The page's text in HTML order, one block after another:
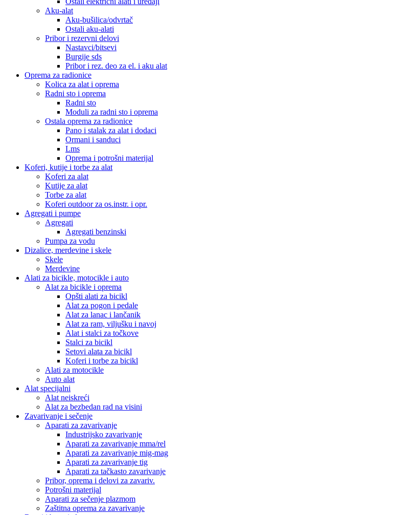
Aku-alat
Aku-bušilica/odvrtač
Ostali aku-alati
Pribor i rezervni delovi
Nastavci/bitsevi
Burgije sds
Pribor i rez. deo za el. i aku alat
Oprema za radionice
Kolica za alat i oprema
Radni sto i oprema
Radni sto
Moduli za radni sto i oprema
Ostala oprema za radionice
Pano i stalak za alat i dodaci
Ormani i sanduci
Lms
Oprema i potrošni materijal
Koferi, kutije i torbe za alat
Koferi za alat
Kutije za alat
Torbe za alat
Koferi outdoor za os.instr. i opr.
Agregati i pumpe
Agregati
Agregati benzinski
Pumpa za vodu
Dizalice, merdevine i skele
Skele
Merdevine
Alati za bicikle, motocikle i auto
Alat za bicikle i oprema
Opšti alati za bicikl
Alat za pogon i pedale
Alat za lanac i lančanik
Alat za ram, viljušku i navoj
Alat i stalci za točkove
Stalci za bicikl
Setovi alata za bicikl
Koferi i torbe za bicikl
Alati za motocikle
Auto alat
Alat specijalni
Alat neiskreći
Alat za bezbedan rad na visini
Zavarivanje i sečenje
Aparati za zavarivanje
Industrijsko zavarivanje
Aparati za zavarivanje mma/rel
Aparati za zavarivanje mig-mag
Aparati za zavarivanje tig
Aparati za tačkasto zavarivanje
Pribor, oprema i delovi za zavariv.
Potrošni materijal
Aparati za sečenje plazmom
Zaštitna oprema za zavarivanje